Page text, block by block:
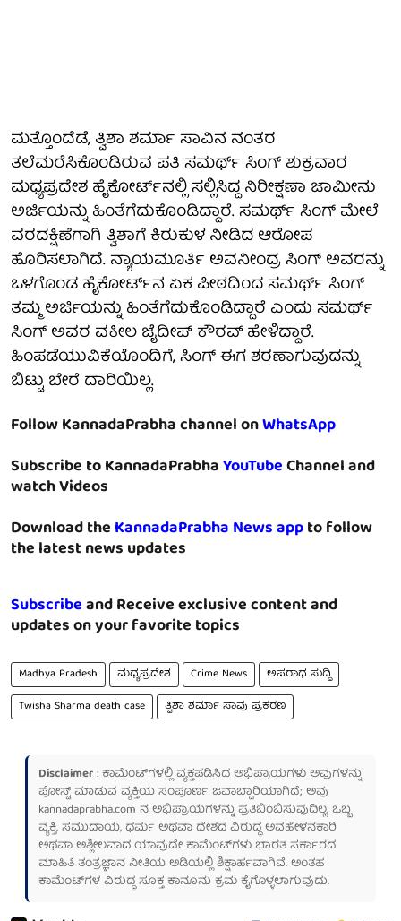
ಮತ್ತೊಂದೆಡೆ, ತ್ವಿಶಾ ಶರ್ಮಾ ಸಾವಿನ ನಂತರ
ತಲೆಮರೆಸಿಕೊಂಡಿರುವ ಪತಿ ಸಮರ್ಥ್ ಸಿಂಗ್ ಶುಕ್ರವಾರ
ಮಧ್ಯಪ್ರದೇಶ ಹೈಕೋರ್ಟ್‌ನಲ್ಲಿ ಸಲ್ಲಿಸಿದ್ದ ನಿರೀಕ್ಷಣಾ ಜಾಮೀನು
ಅರ್ಜಿಯನ್ನು ಹಿಂತೆಗೆದುಕೊಂಡಿದ್ದಾರೆ. ಸಮರ್ಥ್ ಸಿಂಗ್ ಮೇಲೆ
ವರದಕ್ಷಿಣೆಗಾಗಿ ತ್ವಿಶಾಗೆ ಕಿರುಕುಳ ನೀಡಿದ ಆರೋಪ
ಹೊರಿಸಲಾಗಿದೆ. ನ್ಯಾಯಮೂರ್ತಿ ಅವನೀಂದ್ರ ಸಿಂಗ್ ಅವರನ್ನು
ಒಳಗೊಂಡ ಹೈಕೋರ್ಟ್‌ನ ಏಕ ಪೀಠದಿಂದ ಸಮರ್ಥ್ ಸಿಂಗ್
ತಮ್ಮ ಅರ್ಜಿಯನ್ನು ಹಿಂತೆಗೆದುಕೊಂಡಿದ್ದಾರೆ ಎಂದು ಸಮರ್ಥ್
ಸಿಂಗ್ ಅವರ ವಕೀಲ ಜೈದೀಪ್ ಕೌರವ್ ಹೇಳಿದ್ದಾರೆ.
ಹಿಂಪಡೆಯುವಿಕೆಯೊಂದಿಗೆ, ಸಿಂಗ್ ಈಗ ಶರಣಾಗುವುದನ್ನು
ಬಿಟ್ಟು ಬೇರೆ ದಾರಿಯಿಲ್ಲ.
Follow KannadaPrabha channel onWhatsApp
Subscribe to KannadaPrabhaYouTubeChannel and
watch Videos
Download theKannadaPrabha News appto follow
the latest news updates
Subscribeand Receive exclusive content and
updates on your favorite topics
Madhya Pradesh ಮಧ್ಯಪ್ರದೇಶ Crime News
ಅಪರಾಧ ಸುದ್ದಿ
Twisha Sharma death case
ತ್ವಿಶಾ ಶರ್ಮಾ ಸಾವು ಪ್ರಕರಣ
Disclaimer: ಕಾಮೆಂಟ್‌ಗಳಲ್ಲಿ ವ್ಯಕ್ತಪಡಿಸಿದ ಅಭಿಪ್ರಾಯಗಳು ಅವುಗಳನ್ನು
ಪೋಸ್ಟ್ ಮಾಡುವ ವ್ಯಕ್ತಿಯ ಸಂಪೂರ್ಣ ಜವಾಬ್ದಾರಿಯಾಗಿದೆ; ಅವು
kannadaprabha.com ನ ಅಭಿಪ್ರಾಯಗಳನ್ನು ಪ್ರತಿಬಿಂಬಿಸುವುದಿಲ್ಲ. ಒಬ್ಬ
ವ್ಯಕ್ತಿ, ಸಮುದಾಯ, ಧರ್ಮ ಅಥವಾ ದೇಶದ ವಿರುದ್ಧ ಅವಹೇಳನಕಾರಿ
ಅಥವಾ ಅಶ್ಲೀಲವಾದ ಯಾವುದೇ ಕಾಮೆಂಟ್‌ಗಳು ಭಾರತ ಸರ್ಕಾರದ
ಮಾಹಿತಿ ತಂತ್ರಜ್ಞಾನ ನೀತಿಯ ಅಡಿಯಲ್ಲಿ ಶಿಕ್ಷಾರ್ಹವಾಗಿವೆ. ಅಂತಹ
ಕಾಮೆಂಟ್‌ಗಳ ವಿರುದ್ಧ ಸೂಕ್ತ ಕಾನೂನು ಕ್ರಮ ಕೈಗೊಳ್ಳಲಾಗುವುದು.